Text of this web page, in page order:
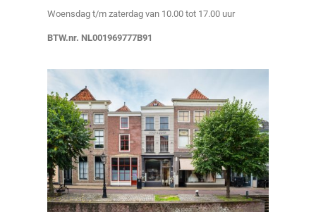
Woensdag t/m zaterdag van 10.00 tot 17.00 uur
BTW.nr. NL001969777B91